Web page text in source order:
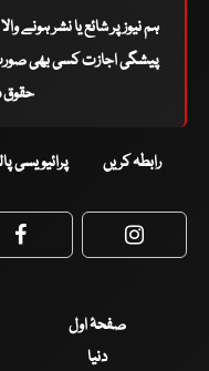
ہم نیوز پر شائع یا نشر ہونے
پیشگی اجازت کسی بھی صورت
حقوق
رابطہ کریں پرائیویسی
Facebook
صفحۂ اول
دنیا